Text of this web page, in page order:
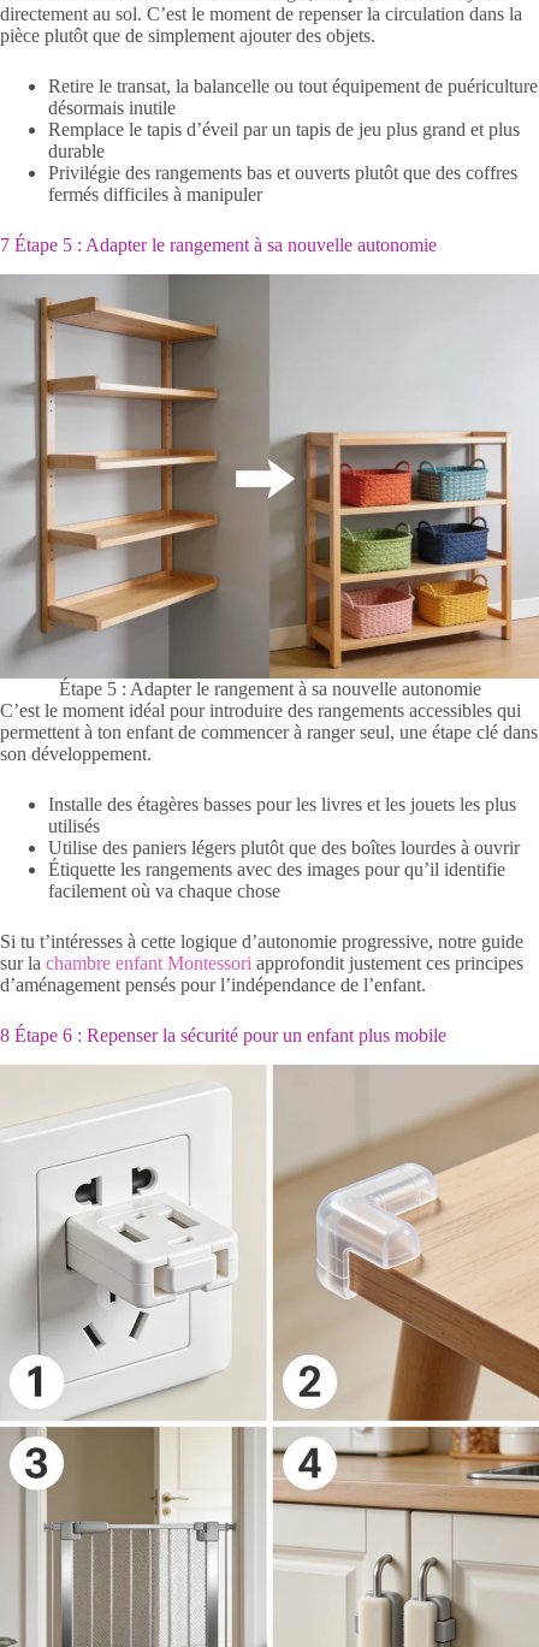
directement au sol. C’est le moment de repenser la circulation dans la
pièce plutôt que de simplement ajouter des objets.
Retire le transat, la balancelle ou tout équipement de puériculture
désormais inutile
Remplace le tapis d’éveil par un tapis de jeu plus grand et plus
durable
Privilégie des rangements bas et ouverts plutôt que des coffres
fermés difficiles à manipuler
7 Étape 5 : Adapter le rangement à sa nouvelle autonomie
Étape 5 : Adapter le rangement à sa nouvelle autonomie
C’est le moment idéal pour introduire des rangements accessibles qui
permettent à ton enfant de commencer à ranger seul, une étape clé dans
son développement.
Installe des étagères basses pour les livres et les jouets les plus
utilisés
Utilise des paniers légers plutôt que des boîtes lourdes à ouvrir
Étiquette les rangements avec des images pour qu’il identifie
facilement où va chaque chose
Si tu t’intéresses à cette logique d’autonomie progressive, notre guide
sur la chambre enfant Montessori approfondit justement ces principes
d’aménagement pensés pour l’indépendance de l’enfant.
8 Étape 6 : Repenser la sécurité pour un enfant plus mobile